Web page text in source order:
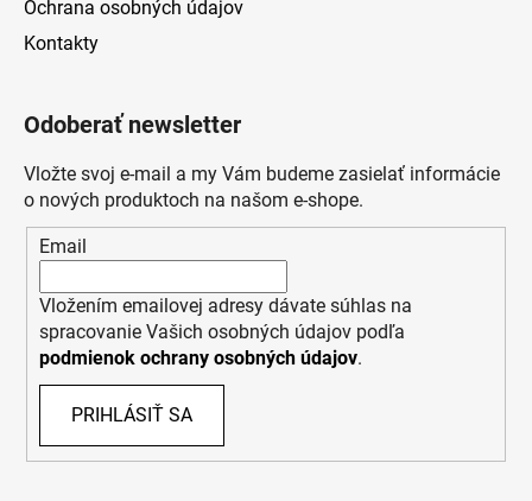
Ochrana osobných údajov
Kontakty
Odoberať newsletter
Vložte svoj e-mail a my Vám budeme zasielať informácie
o nových produktoch na našom e-shope.
Email
Vložením emailovej adresy dávate súhlas na
spracovanie Vašich osobných údajov podľa
podmienok ochrany osobných údajov.
PRIHLÁSIŤ SA